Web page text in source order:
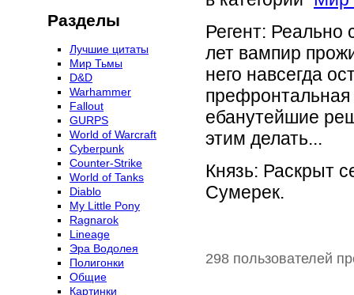
Регент: Реально
лет вампир
него навсегда
префронтальная
ебанутейшие
этим делать...
Князь: Раскрыт
Сумерек.
298 пользователей
Разделы
Лучшие цитаты
Мир Тьмы
D&D
Warhammer
Fallout
GURPS
World of Warcraft
Сyberpunk
Counter-Strike
World of Tanks
Diablo
My Little Pony
Ragnarok
Lineage
Эра Водолея
Полигонки
Общие
Картинки